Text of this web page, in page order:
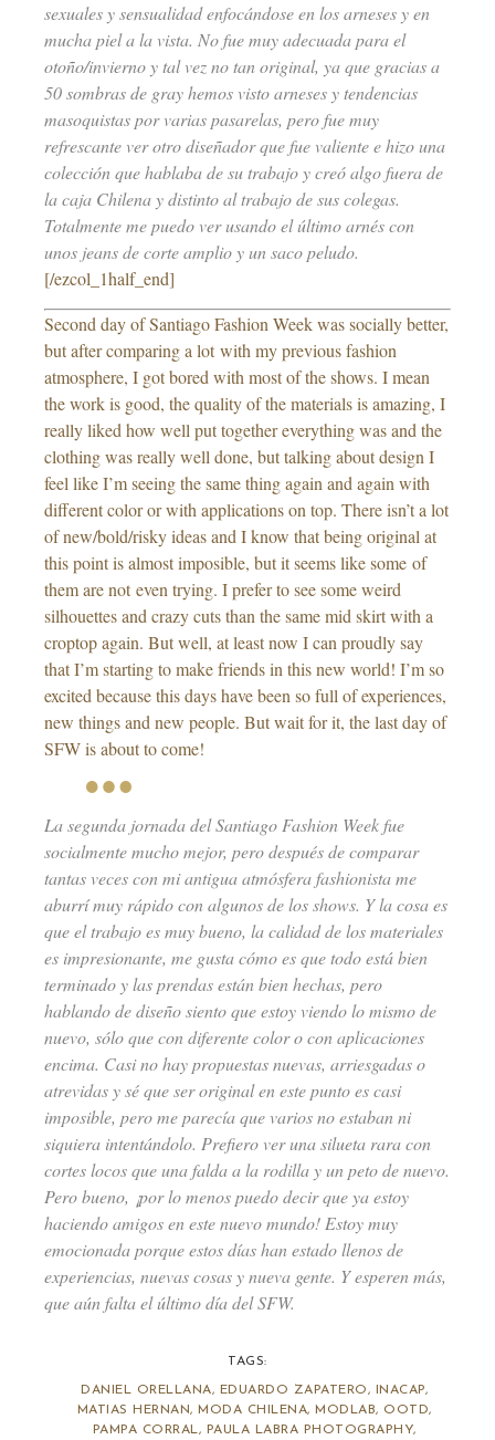
sexuales y sensualidad enfocándose en los arneses y en
mucha piel a la vista. No fue muy adecuada para el
otoño/invierno y tal vez no tan original, ya que gracias a
50 sombras de gray hemos visto arneses y tendencias
masoquistas por varias pasarelas, pero fue muy
refrescante ver otro diseñador que fue valiente e hizo una
colección que hablaba de su trabajo y creó algo fuera de
la caja Chilena y distinto al trabajo de sus colegas.
Totalmente me puedo ver usando el último arnés con
unos jeans de corte amplio y un saco peludo.
[/ezcol_1half_end]
Second day of Santiago Fashion Week was socially better,
but after comparing a lot with my previous fashion
atmosphere, I got bored with most of the shows. I mean
the work is good, the quality of the materials is amazing, I
really liked how well put together everything was and the
clothing was really well done, but talking about design I
feel like I’m seeing the same thing again and again with
different color or with applications on top. There isn’t a lot
of new/bold/risky ideas and I know that being original at
this point is almost imposible, but it seems like some of
them are not even trying. I prefer to see some weird
silhouettes and crazy cuts than the same mid skirt with a
croptop again. But well, at least now I can proudly say
that I’m starting to make friends in this new world! I’m so
excited because this days have been so full of experiences,
new things and new people. But wait for it, the last day of
SFW is about to come!
La segunda jornada del Santiago Fashion Week fue
socialmente mucho mejor, pero después de comparar
tantas veces con mi antigua atmósfera fashionista me
aburrí muy rápido con algunos de los shows. Y la cosa es
que el trabajo es muy bueno, la calidad de los materiales
es impresionante, me gusta cómo es que todo está bien
terminado y las prendas están bien hechas, pero
hablando de diseño siento que estoy viendo lo mismo de
nuevo, sólo que con diferente color o con aplicaciones
encima. Casi no hay propuestas nuevas, arriesgadas o
atrevidas y sé que ser original en este punto es casi
imposible, pero me parecía que varios no estaban ni
siquiera intentándolo. Prefiero ver una silueta rara con
cortes locos que una falda a la rodilla y un peto de nuevo.
Pero bueno, ¡por lo menos puedo decir que ya estoy
haciendo amigos en este nuevo mundo! Estoy muy
emocionada porque estos días han estado llenos de
experiencias, nuevas cosas y nueva gente. Y esperen más,
que aún falta el último día del SFW.
TAGS:
DANIEL ORELLANA, EDUARDO ZAPATERO, INACAP,
MATIAS HERNAN, MODA CHILENA, MODLAB, OOTD,
PAMPA CORRAL, PAULA LABRA PHOTOGRAPHY,